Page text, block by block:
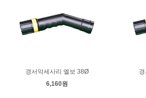
경서악세사리 엘보 38Ø
6,160원